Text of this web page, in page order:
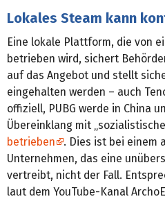
Lokales Steam kann
Eine lokale Plattform, die von
betrieben wird, sichert
auf das Angebot und stellt
eingehalten werden – auch
offiziell, PUBG werde in China
Übereinklang mit
betrieben
. Dies ist bei einem
Unternehmen, das eine
vertreibt, nicht der Fall.
laut dem YouTube-Kanal